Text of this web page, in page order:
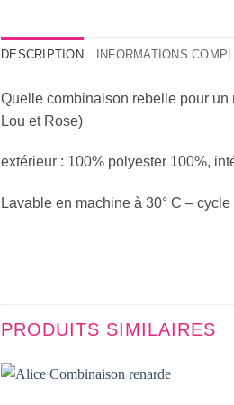
DESCRIPTION INFORMATIONS
Quelle combinaison rebelle pour
Lou et Rose)
extérieur : 100% polyester 100%,
Lavable en machine à 30° C –
PRODUITS SIMILAIRES